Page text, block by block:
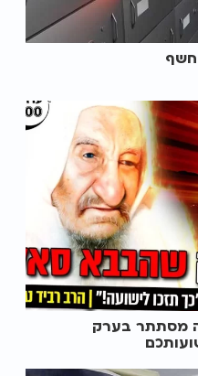
מסתתר בערק